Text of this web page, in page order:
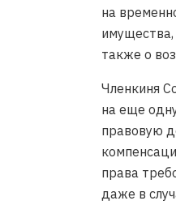
на
имущества,
также о
Членкиня
на еще
правовую
права
даже в